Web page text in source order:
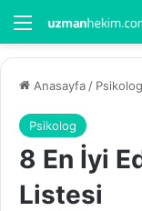
Menü
Anasayfa / Psikolog
Psikolog
8 En İyi
Listesi